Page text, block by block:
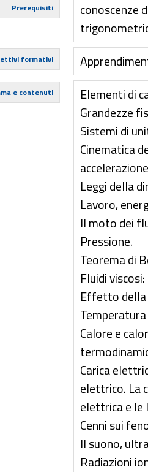
Prerequisiti
conoscenze
formativi
e contenuti
Elementi di
Grandezze
Sistemi di
Cinematica
Leggi della
Lavoro,
Il moto dei
Pressione.
Teorema di
Fluidi
Effetto della
Calore e
Carica
elettrico. La
elettrica e le
Cenni sui
Il suono,
Radiazioni